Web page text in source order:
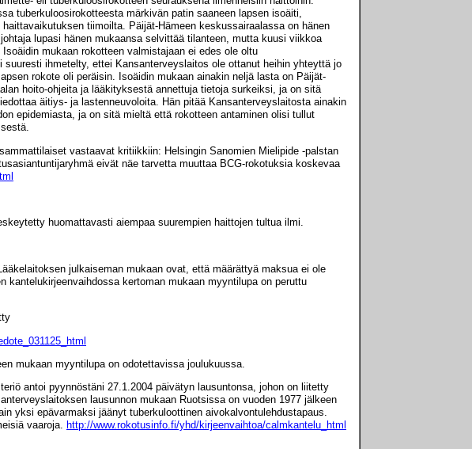
tuberkuloosirokotteesta märkivän patin saaneen lapsen isoäiti,
tiimoilta. Päijät-Hämeen keskussairaalassa on hänen
lupasi hänen mukaansa selvittää tilanteen, mutta kuusi viikkoa
mukaan rokotteen valmistajaan ei edes ole oltu
ihmetelty, ettei Kansanterveyslaitos ole ottanut heihin yhteyttä jo
rokote oli peräisin. Isoäidin mukaan ainakin neljä lasta on Päijät-
hoito-ohjeita ja lääkityksestä annettuja tietoja surkeiksi, ja on sitä
äitiys- ja lastenneuvoloita. Hän pitää Kansanterveyslaitosta ainakin
epidemiasta, ja on sitä mieltä että rokotteen antaminen olisi tullut
vastaavat kritiikkiin: Helsingin Sanomien Mielipide -palstan
eivät näe tarvetta muuttaa BCG-rokotuksia koskevaa
huomattavasti aiempaa suurempien haittojen tultua ilmi.
julkaiseman mukaan ovat, että määrättyä maksua ei ole
kertoman mukaan myyntilupa on peruttu
mukaan myyntilupa on odotettavissa joulukuussa.
antoi pyynnöstäni 27.1.2004 päivätyn lausuntonsa, johon on liitetty
lausunnon mukaan Ruotsissa on vuoden 1977 jälkeen
yksi epävarmaksi jäänyt tuberkuloottinen aivokalvontulehdustapaus.
vaaroja. http://www.rokotusinfo.fi/yhd/kirjeenvaihtoa/calmkantelu_html